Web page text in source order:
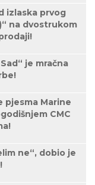
izlaska prvog
na dvostrukom
je mračna
pjesma Marine
CMC
ne“, dobio je